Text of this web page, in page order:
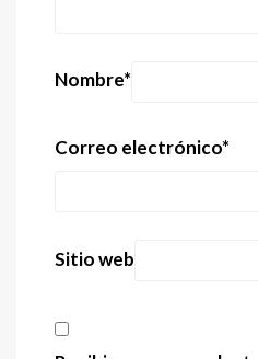
Nombre*
Correo electrónico*
Sitio web